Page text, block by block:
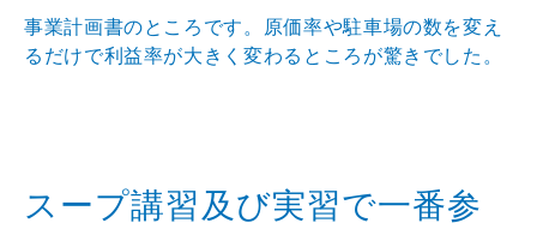
事業計画書のところです。原価率や駐車場の数を変え
るだけで利益率が大きく変わるところが驚きでした。
スープ講習及び実習で一番参